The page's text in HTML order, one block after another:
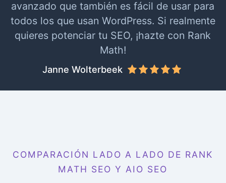
avanzado que también es fácil de usar para
todos los que usan WordPress. Si realmente
quieres potenciar tu SEO, ¡hazte con Rank
Math!
Janne Wolterbeek
COMPARACIÓN LADO A LADO DE RANK
MATH SEO Y AIO SEO